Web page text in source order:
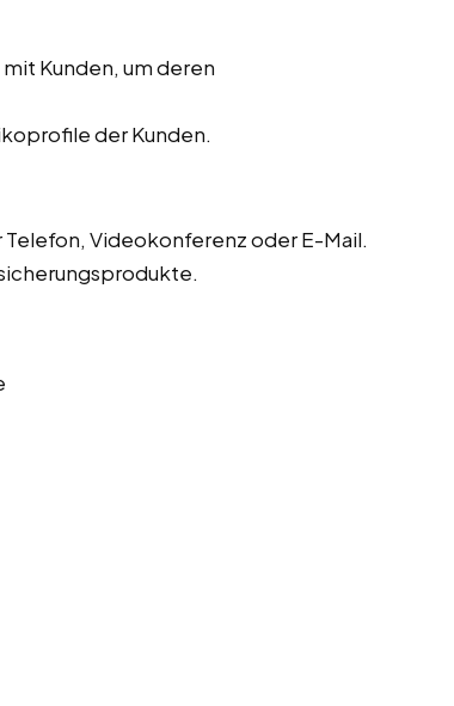
Kunden, um deren
der Kunden.
Videokonferenz oder E-Mail.